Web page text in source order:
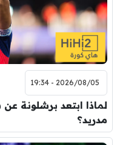
2026/08/05 - 19:34
لماذا ابتعد برشلونة
مدريد؟